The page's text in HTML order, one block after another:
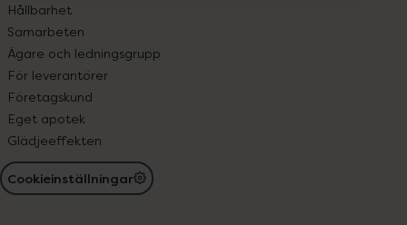
Hållbarhet
Samarbeten
Ägare och ledningsgrupp
För leverantörer
Företagskund
Eget apotek
Glädjeeffekten
Cookieinställningar